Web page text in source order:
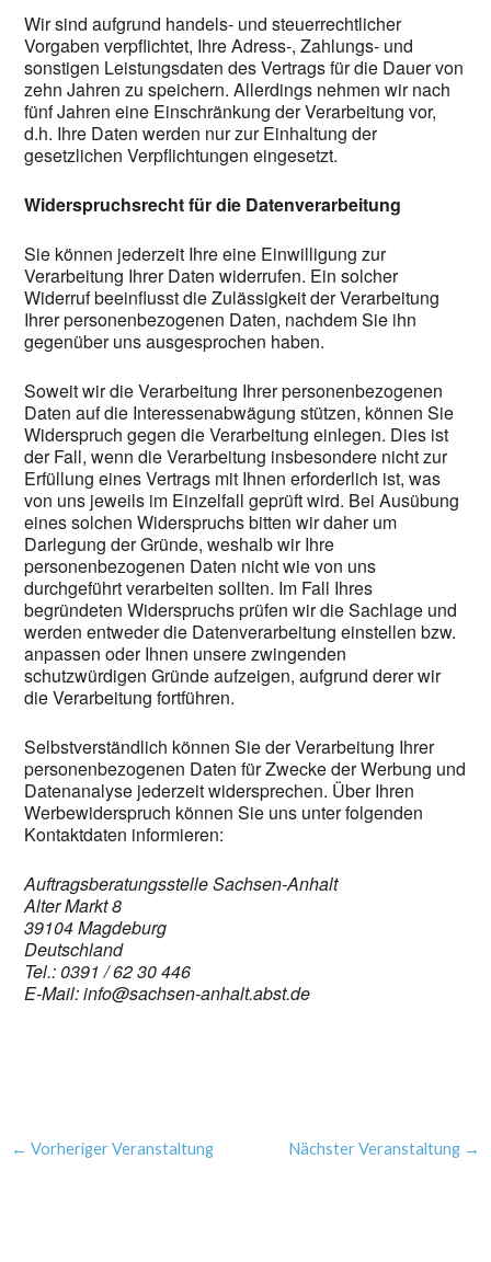
Wir sind aufgrund handels- und steuerrechtlicher
Vorgaben verpflichtet, Ihre Adress-, Zahlungs- und
sonstigen Leistungsdaten des Vertrags für die Dauer von
zehn Jahren zu speichern. Allerdings nehmen wir nach
fünf Jahren eine Einschränkung der Verarbeitung vor,
d.h. Ihre Daten werden nur zur Einhaltung der
gesetzlichen Verpflichtungen eingesetzt.
Widerspruchsrecht für die Datenverarbeitung
Sie können jederzeit Ihre eine Einwilligung zur
Verarbeitung Ihrer Daten widerrufen. Ein solcher
Widerruf beeinflusst die Zulässigkeit der Verarbeitung
Ihrer personenbezogenen Daten, nachdem Sie ihn
gegenüber uns ausgesprochen haben.
Soweit wir die Verarbeitung Ihrer personenbezogenen
Daten auf die Interessenabwägung stützen, können Sie
Widerspruch gegen die Verarbeitung einlegen. Dies ist
der Fall, wenn die Verarbeitung insbesondere nicht zur
Erfüllung eines Vertrags mit Ihnen erforderlich ist, was
von uns jeweils im Einzelfall geprüft wird. Bei Ausübung
eines solchen Widerspruchs bitten wir daher um
Darlegung der Gründe, weshalb wir Ihre
personenbezogenen Daten nicht wie von uns
durchgeführt verarbeiten sollten. Im Fall Ihres
begründeten Widerspruchs prüfen wir die Sachlage und
werden entweder die Datenverarbeitung einstellen bzw.
anpassen oder Ihnen unsere zwingenden
schutzwürdigen Gründe aufzeigen, aufgrund derer wir
die Verarbeitung fortführen.
Selbstverständlich können Sie der Verarbeitung Ihrer
personenbezogenen Daten für Zwecke der Werbung und
Datenanalyse jederzeit widersprechen. Über Ihren
Werbewiderspruch können Sie uns unter folgenden
Kontaktdaten informieren:
Auftragsberatungsstelle Sachsen-Anhalt
Alter Markt 8
39104 Magdeburg
Deutschland
Tel.: 0391 / 62 30 446
E-Mail: info@sachsen-anhalt.abst.de
← Vorheriger Veranstaltung Nächster Veranstaltung →